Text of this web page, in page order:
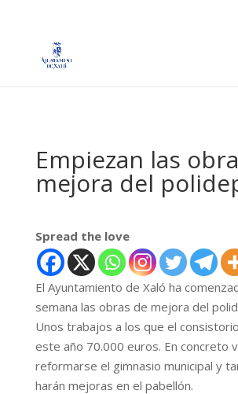
Empiezan las
mejora del
Spread the love
El Ayuntamiento de Xaló ha
semana las obras de mejora del
Unos trabajos a los que el
este año 70.000 euros. En concreto
reformarse el gimnasio municipal y
harán mejoras en el pabellón.